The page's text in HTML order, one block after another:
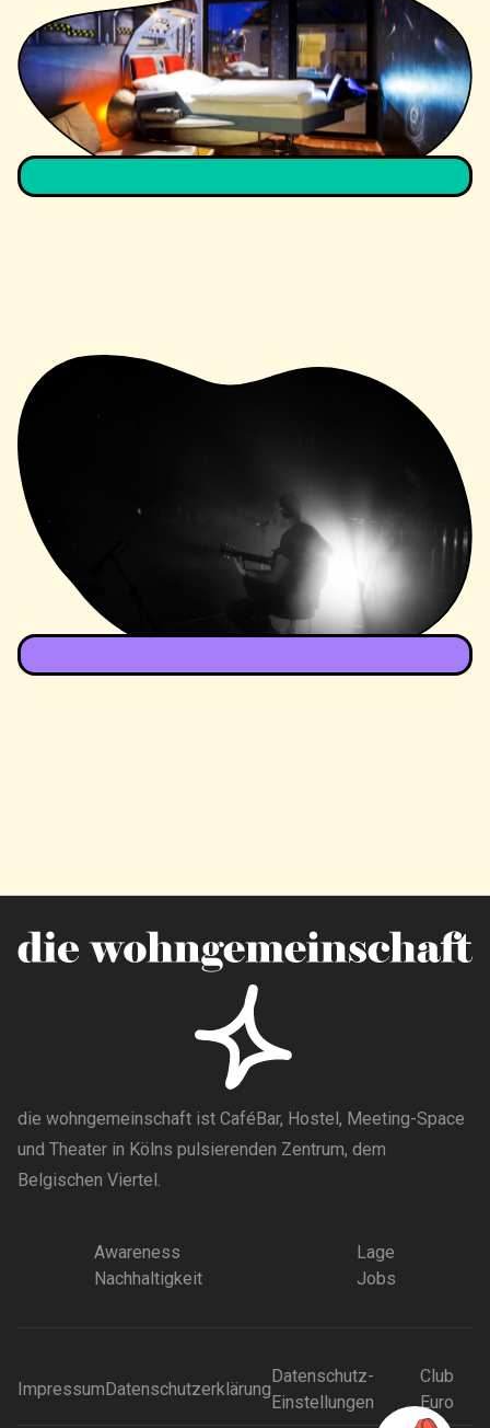
die wohngemeinschaft ist CaféBar, Hostel, Meeting-Space
und Theater in Kölns pulsierenden Zentrum, dem
Belgischen Viertel.
Awareness
Nachhaltigkeit
Lage
Jobs
Impressum Datenschutzerklärung
Datenschutz-
Einstellungen
Club
Euro